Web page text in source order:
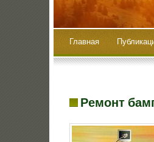
Главная
Ремонт